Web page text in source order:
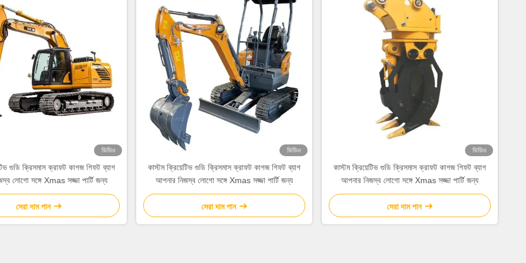
ভিডিও
গুডি ক্রিসমাস ক্রাফট কাগজ গিফট ব্যাগ
লোগো সঙ্গে Xmas সজ্জা পার্টি জন্য
সেরা দাম পান
ভিডিও
কাস্টম ক্রিয়েটিভ গুডি ক্রিসমাস ক্রাফট কাগজ গিফট ব্যাগ
আপনার নিজস্ব লোগো সঙ্গে Xmas সজ্জা পার্টি জন্য
সেরা দাম পান
ভিডিও
কাস্টম ক্রিয়েটিভ গুডি ক্রিসমাস ক্রাফট কাগজ গিফট ব্যাগ
আপনার নিজস্ব লোগো সঙ্গে Xmas সজ্জা পার্টি জন্য
সেরা দাম পান